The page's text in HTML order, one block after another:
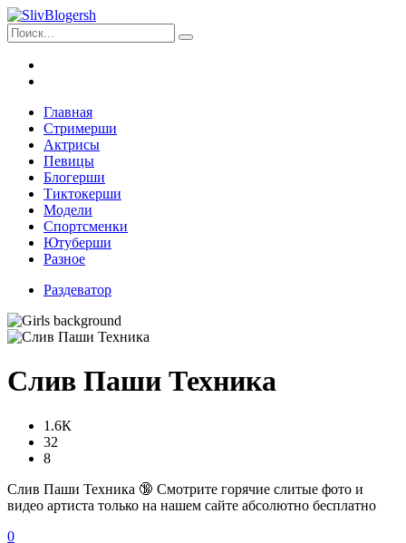
Главная
Стримерши
Актрисы
Певицы
Блогерши
Тиктокерши
Модели
Спортсменки
Ютуберши
Разное
Раздеватор
Слив Паши Техника
1.6К
32
8
Слив Паши Техника 🔞 Смотрите горячие слитые фото и
видео артиста только на нашем сайте абсолютно бесплатно
0